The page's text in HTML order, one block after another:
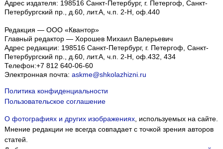
Адрес издателя: 198516 Санкт-Петербург, г. Петергоф, Санкт-
Петербургский пр., д.60, лит.А, ч.п. 2-Н, оф.440
Редакция — ООО «Квантор»
Главный редактор — Хорошев Михаил Валерьевич
Адрес редакции: 198516 Санкт-Петербург, г. Петергоф Санкт-
Петербургский пр., д.60, лит.А, ч.п. 2-Н, оф.432, 434
Телефон:+7 812 640-06-60
Электронная почта: askme@shkolazhizni.ru
Политика конфиденциальности
Пользовательское соглашение
О фотографиях и других изображениях, используемых на сайте.
Мнение редакции не всегда совпадает с точкой зрения авторов
статей.